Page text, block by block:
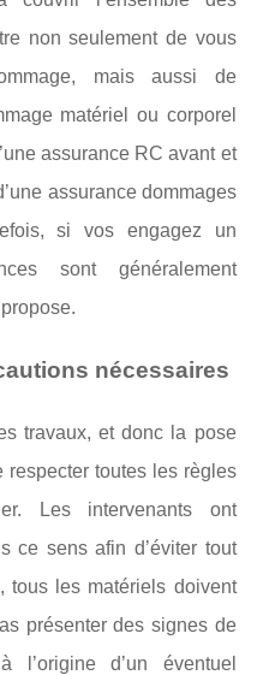
non seulement de vous
mais aussi de
matériel ou corporel
assurance RC avant et
assurance dommages
si vos engagez un
sont généralement
nécessaires
travaux, et donc la pose
respecter toutes les règles
Les intervenants ont
ce sens afin d’éviter tout
tous les matériels doivent
présenter des signes de
l’origine d’un éventuel